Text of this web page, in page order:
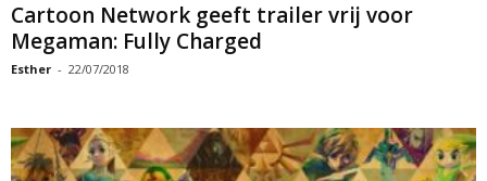
Cartoon Network geeft trailer vrij voor
Megaman: Fully Charged
Esther - 22/07/2018